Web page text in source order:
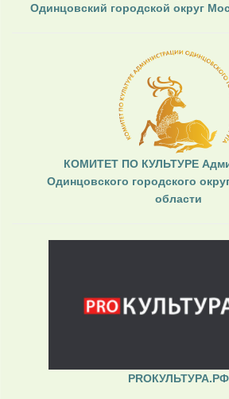
Одинцовский городской округ
КОМИТЕТ ПО КУЛЬТУРЕ
Одинцовского городского
области
PROКУЛЬТУРА.РФ